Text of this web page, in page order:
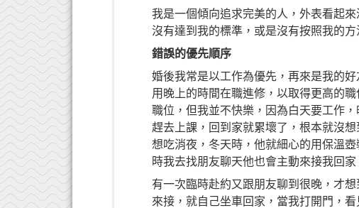
我是一個傾向追求完美的人，外表看起
沒有達到我的標準，或是沒有按照我的
錯誤的優先順序
婚後我常是以工作為優先，再來是我的好
用晚上的時間在職進修，以取得更高的
職位，但我並不快樂，因為白天要工作
趕去上課，回到家就累壞了，根本就沒
想吃消夜，冬天時，他就細心的用保溫
時我去找朋友聊天他也會主動來接我回家
有一次臨時赴約又跟朋友聊到很晚，才
來接，就自己坐車回家，當我打開門，